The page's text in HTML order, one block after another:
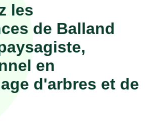
les
de Balland
en
d'arbres et de